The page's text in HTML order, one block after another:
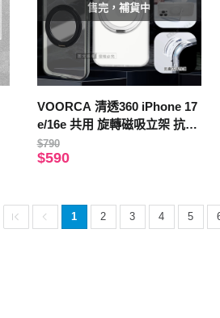
售完，補貨中
VOORCA 清透360 iPhone 17
e/16e 共用 旋轉磁吸立架 抗發
黃軍規防摔殼(透明)
$790
$590
1 2 3 4 5